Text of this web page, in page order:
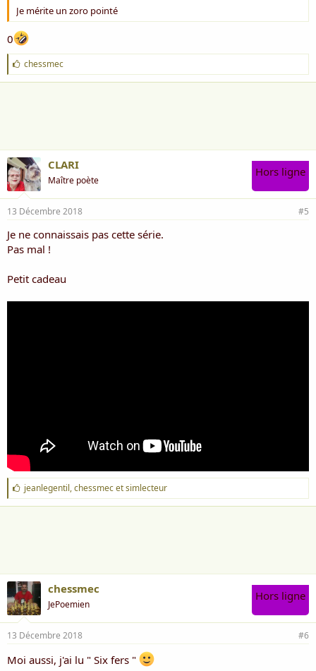
Je mérite un zoro pointé
0
J
'
a
chessmec
CLARI
Maître poète
Hors ligne
13 Décembre 2018 #5
Je ne connaissais pas cette série.
Pas mal !
Petit cadeau
J
'
a
jeanlegentil,chessmecetsimlecteur
chessmec
JePoemien
Hors ligne
13 Décembre 2018 #6
Moi aussi, j'ai lu " Six fers "